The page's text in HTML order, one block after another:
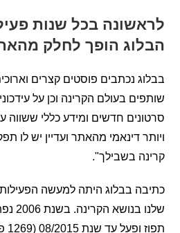
בכל שנות פעילות
הופך לחלק מהאתר!
נכתבים פוסטים קצרים וארוכים יותר
בעולם הקרינה וכן על עידכונים
חדשים ומידע כללי ששווה עדכון.
דינאמי מהאתר ועדיין יש לו תפקיד
בשבילך".
בבלוג היתה למעשה הפעילות
שלנו בנושא הקרינה.